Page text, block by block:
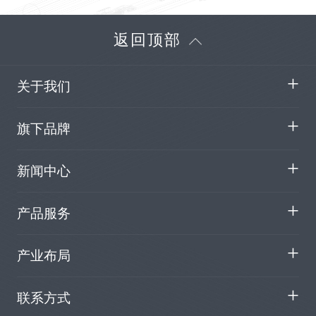
返回顶部
关于我们
旗下品牌
新闻中心
产品服务
产业布局
联系方式